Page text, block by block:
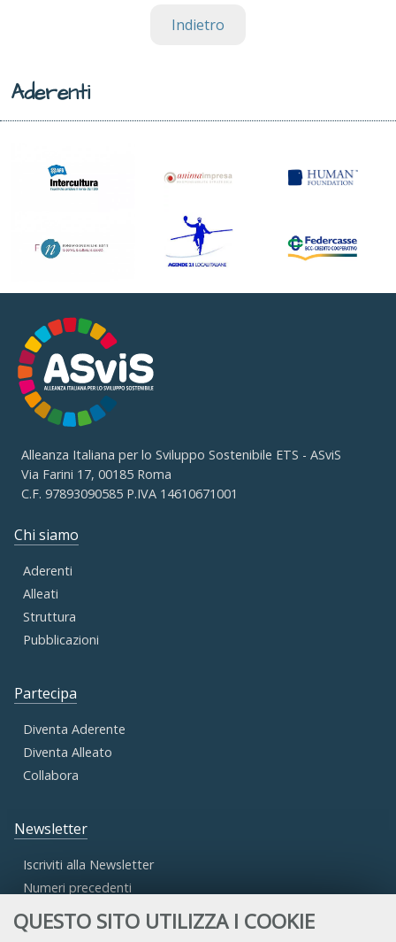
QUESTO SITO UTILIZZA I COOKIE
Indietro
Aderenti
Alleanza Italiana per lo Sviluppo Sostenibile ETS - ASviS
Via Farini 17, 00185 Roma
C.F. 97893090585 P.IVA 14610671001
Chi siamo
Aderenti
Alleati
Struttura
Pubblicazioni
Partecipa
Diventa Aderente
Diventa Alleato
Collabora
Newsletter
Iscriviti alla Newsletter
Numeri precedenti